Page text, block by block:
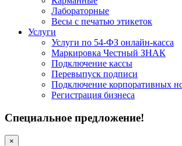
Лабораторные
Весы с печатью этикеток
Услуги
Услуги по 54-ФЗ онлайн-касса
Маркировка Честный ЗНАК
Подключение кассы
Перевыпуск подписи
Подключение корпоративных
Регистрация бизнеса
Специальное предложение!
×